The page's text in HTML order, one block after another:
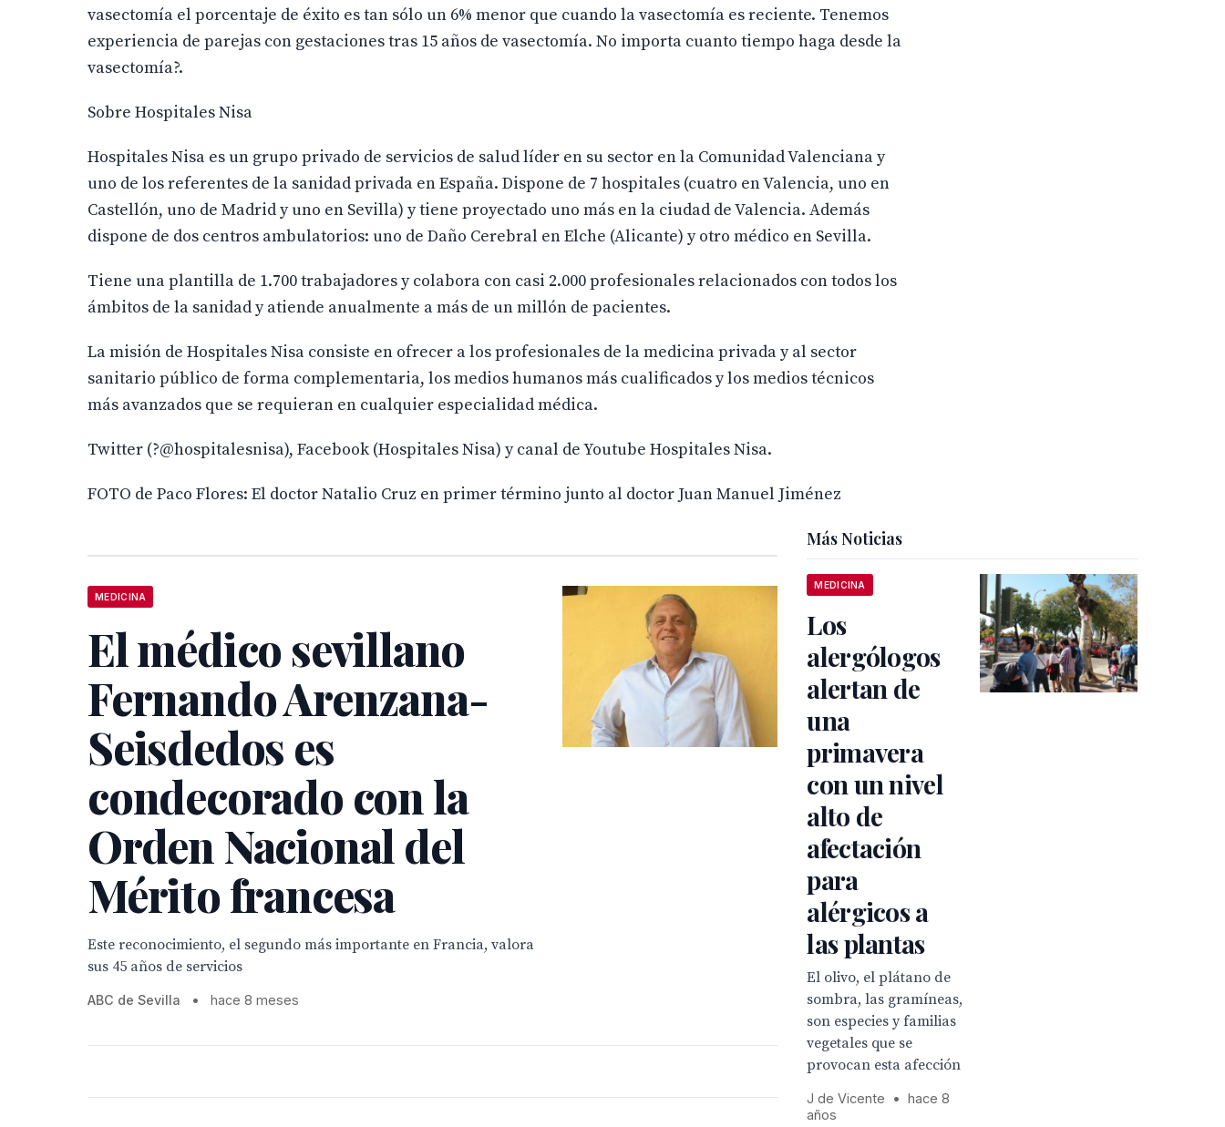
vasectomía el porcentaje de éxito es tan sólo un 6% menor que cuando la vasectomía es reciente. Tenemos
experiencia de parejas con gestaciones tras 15 años de vasectomía. No importa cuanto tiempo haga desde la
vasectomía?.
Sobre Hospitales Nisa
Hospitales Nisa es un grupo privado de servicios de salud líder en su sector en la Comunidad Valenciana y
uno de los referentes de la sanidad privada en España. Dispone de 7 hospitales (cuatro en Valencia, uno en
Castellón, uno de Madrid y uno en Sevilla) y tiene proyectado uno más en la ciudad de Valencia. Además
dispone de dos centros ambulatorios: uno de Daño Cerebral en Elche (Alicante) y otro médico en Sevilla.
Tiene una plantilla de 1.700 trabajadores y colabora con casi 2.000 profesionales relacionados con todos los
ámbitos de la sanidad y atiende anualmente a más de un millón de pacientes.
La misión de Hospitales Nisa consiste en ofrecer a los profesionales de la medicina privada y al sector
sanitario público de forma complementaria, los medios humanos más cualificados y los medios técnicos
más avanzados que se requieran en cualquier especialidad médica.
Twitter (?@hospitalesnisa), Facebook (Hospitales Nisa) y canal de Youtube Hospitales Nisa.
FOTO de Paco Flores: El doctor Natalio Cruz en primer término junto al doctor Juan Manuel Jiménez
MEDICINA
El médico sevillano
Fernando Arenzana-
Seisdedos es
condecorado con la
Orden Nacional del
Mérito francesa
Este reconocimiento, el segundo más importante en Francia, valora
sus 45 años de servicios
ABC de Sevilla • hace 8 meses
Más Noticias
MEDICINA
Los
alergólogos
alertan de
una
primavera
con un nivel
alto de
afectación
para
alérgicos a
las plantas
El olivo, el plátano de
sombra, las gramíneas,
son especies y familias
vegetales que se
provocan esta afección
J de Vicente •
hace 8
años